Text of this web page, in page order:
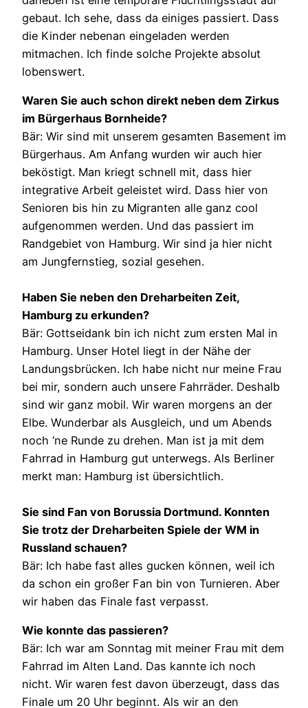
gebaut. Ich sehe, dass da einiges passiert. Dass
die Kinder nebenan eingeladen werden
mitmachen. Ich finde solche Projekte absolut
lobenswert.
Waren Sie auch schon direkt neben dem Zirkus
im Bürgerhaus Bornheide?
Bär: Wir sind mit unserem gesamten Basement im
Bürgerhaus. Am Anfang wurden wir auch hier
beköstigt. Man kriegt schnell mit, dass hier
integrative Arbeit geleistet wird. Dass hier von
Senioren bis hin zu Migranten alle ganz cool
aufgenommen werden. Und das passiert im
Randgebiet von Hamburg. Wir sind ja hier nicht
am Jungfernstieg, sozial gesehen.
Haben Sie neben den Dreharbeiten Zeit,
Hamburg zu erkunden?
Bär: Gottseidank bin ich nicht zum ersten Mal in
Hamburg. Unser Hotel liegt in der Nähe der
Landungsbrücken. Ich habe nicht nur meine Frau
bei mir, sondern auch unsere Fahrräder. Deshalb
sind wir ganz mobil. Wir waren morgens an der
Elbe. Wunderbar als Ausgleich, und um Abends
noch ‘ne Runde zu drehen. Man ist ja mit dem
Fahrrad in Hamburg gut unterwegs. Als Berliner
merkt man: Hamburg ist übersichtlich.
Sie sind Fan von Borussia Dortmund. Konnten
Sie trotz der Dreharbeiten Spiele der WM in
Russland schauen?
Bär: Ich habe fast alles gucken können, weil ich
da schon ein großer Fan bin von Turnieren. Aber
wir haben das Finale fast verpasst.
Wie konnte das passieren?
Bär: Ich war am Sonntag mit meiner Frau mit dem
Fahrrad im Alten Land. Das kannte ich noch
nicht. Wir waren fest davon überzeugt, dass das
Finale um 20 Uhr beginnt. Als wir an den